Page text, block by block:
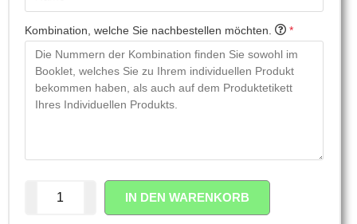
Kombination, welche Sie nachbestellen möchten. *
IN DEN WARENKORB